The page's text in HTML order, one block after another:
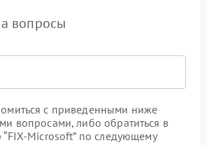
вопросы
с приведенными ниже
вопросами, либо обратиться в
Microsoft” по следующему